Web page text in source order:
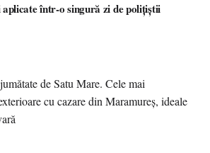
aplicate într-o singură zi de polițiștii